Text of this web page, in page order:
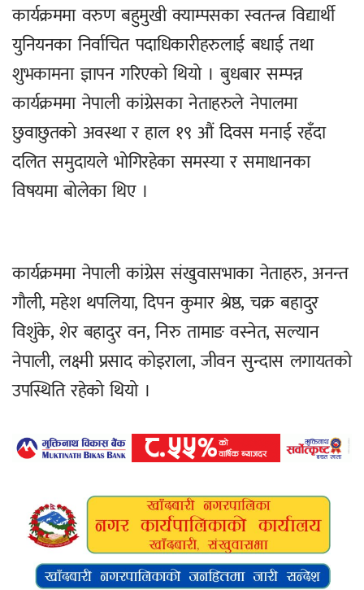
कार्यक्रममा वरुण बहुमुखी क्याम्पसका स्वतन्त्र विद्यार्थी
युनियनका निर्वाचित पदाधिकारीहरुलाई बधाई तथा
शुभकामना ज्ञापन गरिएको थियो । बुधबार सम्पन्न
कार्यक्रममा नेपाली कांग्रेसका नेताहरुले नेपालमा
छुवाछुतको अवस्था र हाल १९ औं दिवस मनाई रहँदा
दलित समुदायले भोगिरहेका समस्या र समाधानका
विषयमा बोलेका थिए ।
कार्यक्रममा नेपाली कांग्रेस संखुवासभाका नेताहरु, अनन्त
गौली, महेश थपलिया, दिपन कुमार श्रेष्ठ, चक्र बहादुर
विशुंके, शेर बहादुर वन, निरु तामाङ वस्नेत, सल्यान
नेपाली, लक्ष्मी प्रसाद कोइराला, जीवन सुन्दास लगायतको
उपस्थिति रहेको थियो ।